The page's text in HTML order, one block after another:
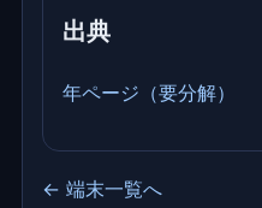
出典
年ページ（要分解）
← 端末一覧へ